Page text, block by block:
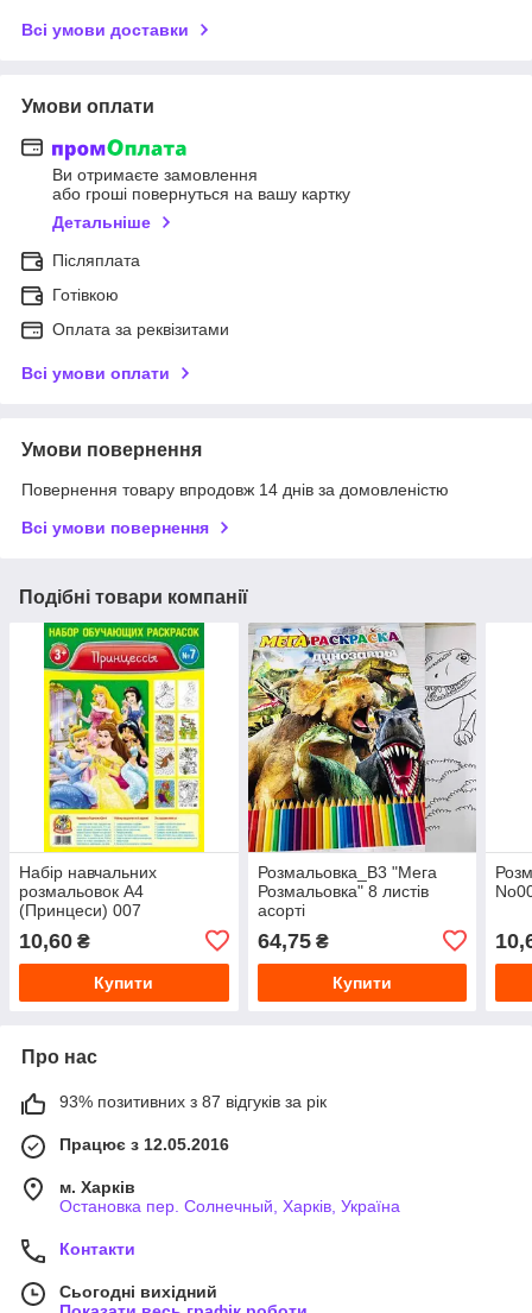
Всі умови доставки
Умови оплати
Ви отримаєте замовлення
або гроші повернуться на вашу картку
Детальніше
Післяплата
Готівкою
Оплата за реквізитами
Всі умови оплати
Умови повернення
Повернення товару впродовж 14 днів за домовленістю
Всі умови повернення
Подібні товари компанії
Набір навчальних
розмальовок А4
(Принцеси) 007
10,60 ₴
Купити
Розмальовка_В3 "Мега
Розмальовка" 8 листів
асорті
64,75₴
Купити
Про нас
93% позитивних з 87 відгуків за рік
Працює з 12.05.2016
м. Харків
Остановка пер. Солнечный, Харків, Україна
Контакти
Сьогодні вихідний